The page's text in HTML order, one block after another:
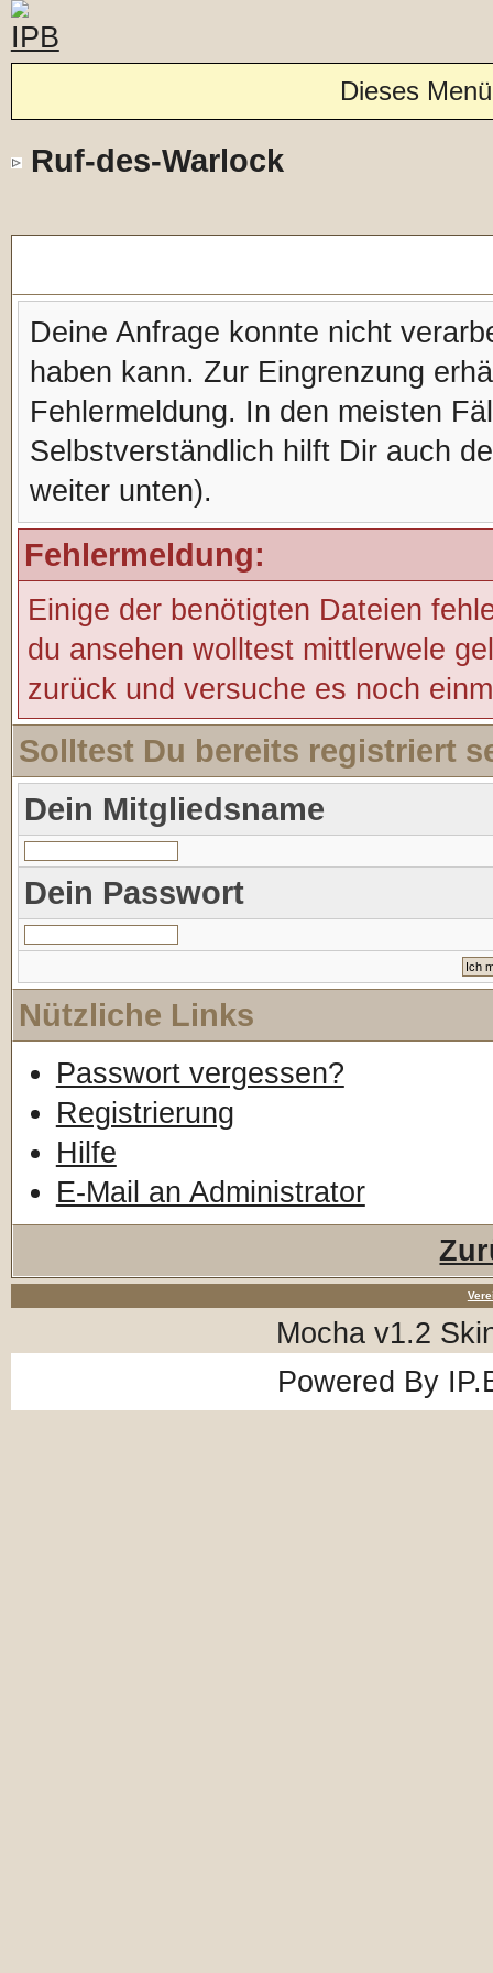
Dieses
Ruf-des-Warlock
Deine Anfrage konnte nicht
haben kann. Zur Eingrenzung
Fehlermeldung. In den meisten
Selbstverständlich hilft Dir auch
weiter unten).
Fehlermeldung:
Einige der benötigten Dateien
du ansehen wolltest mittlerwele
zurück und versuche es noch
Solltest Du bereits registriert
Dein Mitgliedsname
Dein Passwort
Nützliche Links
Passwort vergessen?
Registrierung
Hilfe
E-Mail an Administrator
Mocha v1.2
Powered By